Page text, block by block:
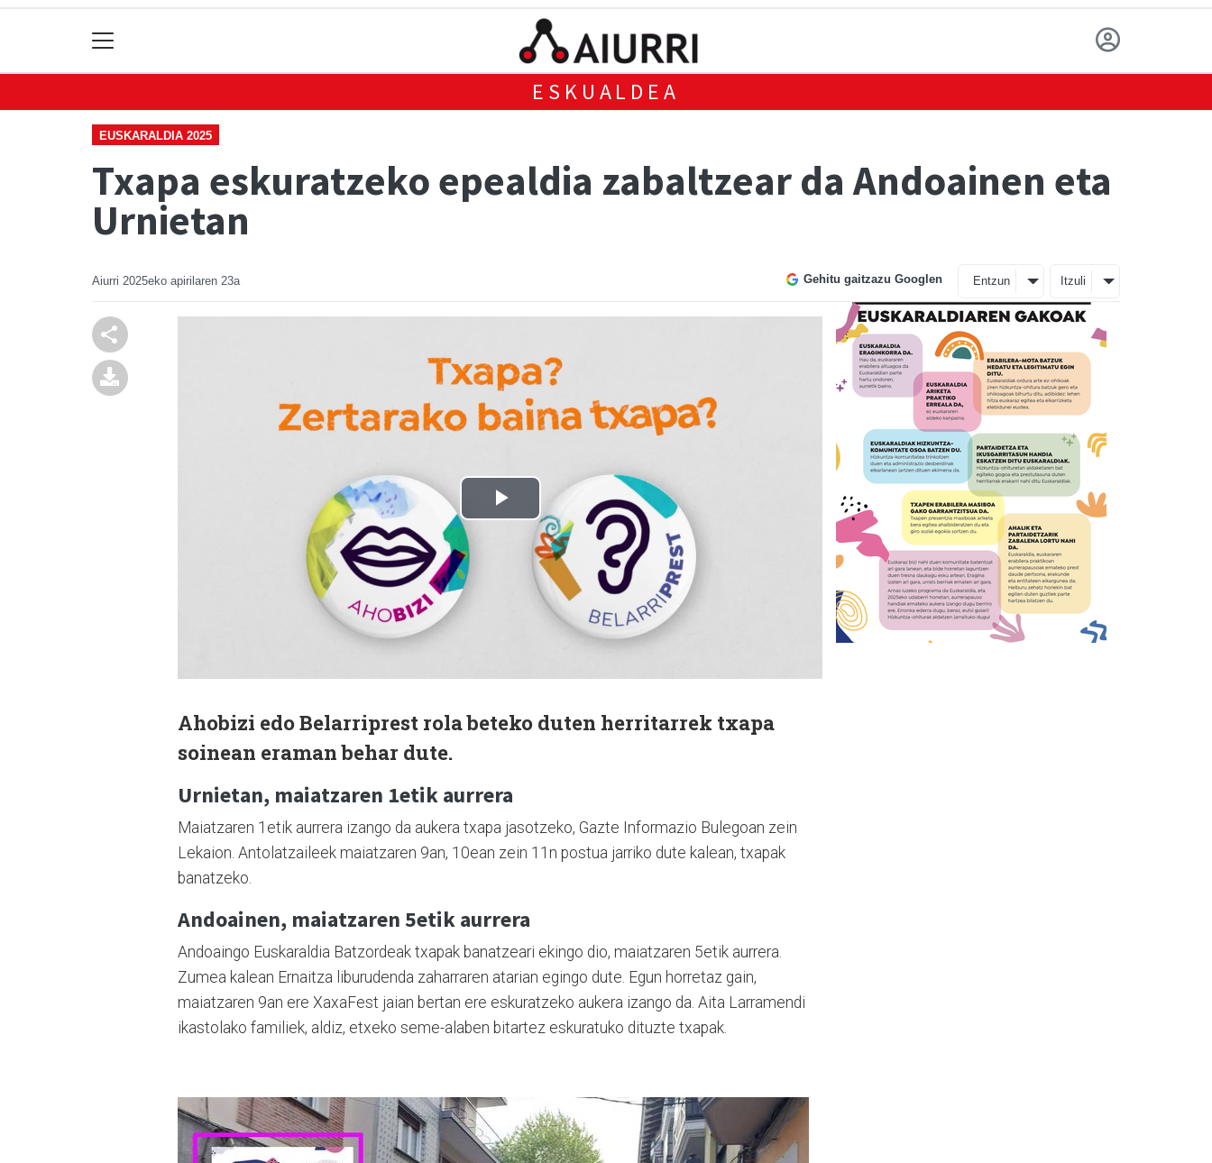
ESKUALDEA
EUSKARALDIA 2025
Txapa eskuratzeko epealdia zabaltzear da Andoainen eta
Urnietan
Aiurri 2025eko apirilaren 23a Gehitu gaitzazu Googlen Entzun Itzuli
Ahobizi edo Belarriprest rola beteko duten herritarrek txapa
soinean eraman behar dute.
Urnietan, maiatzaren 1etik aurrera
Maiatzaren 1etik aurrera izango da aukera txapa jasotzeko, Gazte Informazio Bulegoan zein
Lekaion. Antolatzaileek maiatzaren 9an, 10ean zein 11n postua jarriko dute kalean, txapak
banatzeko.
Andoainen, maiatzaren 5etik aurrera
Andoaingo Euskaraldia Batzordeak txapak banatzeari ekingo dio, maiatzaren 5etik aurrera.
Zumea kalean Ernaitza liburudenda zaharraren atarian egingo dute. Egun horretaz gain,
maiatzaren 9an ere XaxaFest jaian bertan ere eskuratzeko aukera izango da. Aita Larramendi
ikastolako familiek, aldiz, etxeko seme-alaben bitartez eskuratuko dituzte txapak.